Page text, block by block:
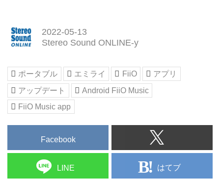
2022-05-13
Stereo Sound ONLINE-y
ポータブル エミライ FiiO
アプリ
アップデート
Android FiiO Music
FiiO Music app
Facebook
LINE はてブ